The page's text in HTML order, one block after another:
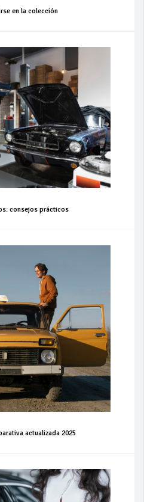
en la colección
consejos prácticos
actualizada 2025